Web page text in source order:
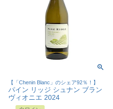
【「Chenin Blanc」のシェア92％！】
パイン リッジ シュナン ブラン
ヴィオニエ 2024